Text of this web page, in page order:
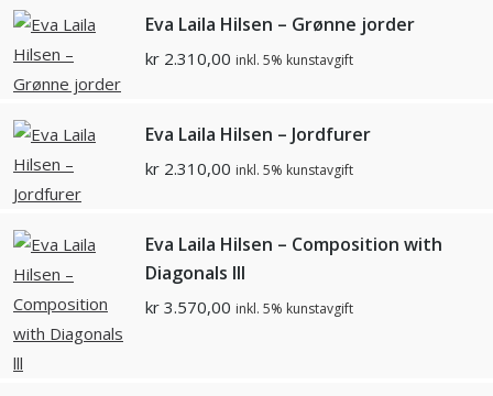
Eva Laila Hilsen – Grønne jorder
kr 2.310,00 inkl. 5% kunstavgift
Eva Laila Hilsen – Jordfurer
kr 2.310,00 inkl. 5% kunstavgift
Eva Laila Hilsen – Composition with
Diagonals lll
kr 3.570,00 inkl. 5% kunstavgift